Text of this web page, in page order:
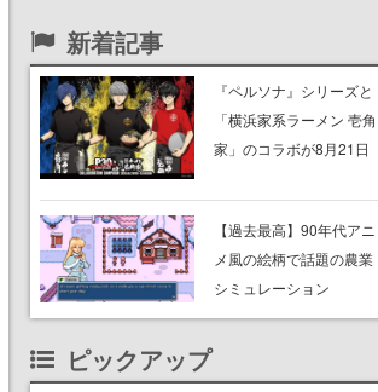
新着記事
『ペルソナ』シリーズと
「横浜家系ラーメン 壱角
家」のコラボが8月21日
んこつラーメンや、おい
しく食べられるカレーラ
ーメンがラインナップ
【過去最高】90年代アニ
メ風の絵柄で話題の農業
シミュレーション
RPG『Fields of Mistria』
ピックアップ